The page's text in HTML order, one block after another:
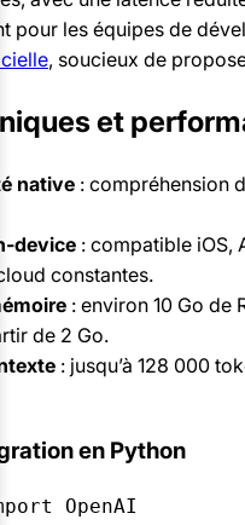
pour les équipes de
, soucieux de
et
native : compréhension
device : compatible iOS,
constantes.
: environ 10 Go de
de 2 Go.
: jusqu’à 128 000
en Python
OpenAI